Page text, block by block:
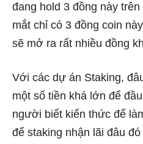
đang hold 3 đồng này
mắt chỉ có 3 đồng coin
sẽ mở ra rất nhiều đồng
Với các dự án Staking,
một số tiền khá lớn để
người biết kiến thức để
để staking nhận lãi đâu